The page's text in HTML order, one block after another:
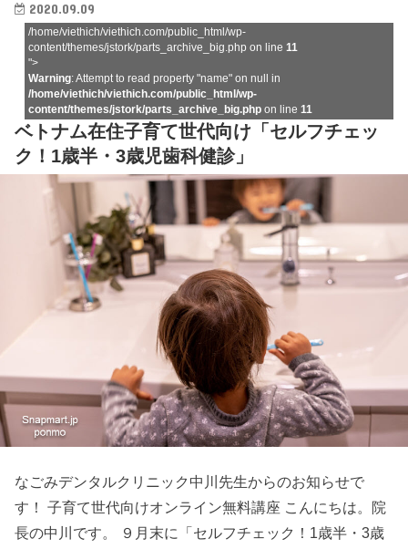
2020.09.09
/home/viethich/viethich.com/public_html/wp-
content/themes/jstork/parts_archive_big.php on line11
">
Warning: Attempt to read property "name" on null in
/home/viethich/viethich.com/public_html/wp-
content/themes/jstork/parts_archive_big.php on line11
ベトナム在住子育て世代向け「セルフチェッ
ク！1歳半・3歳児歯科健診」
なごみデンタルクリニック中川先生からのお知らせで
す！ 子育て世代向けオンライン無料講座 こんにちは。院
長の中川です。 ９月末に「セルフチェック！1歳半・3歳